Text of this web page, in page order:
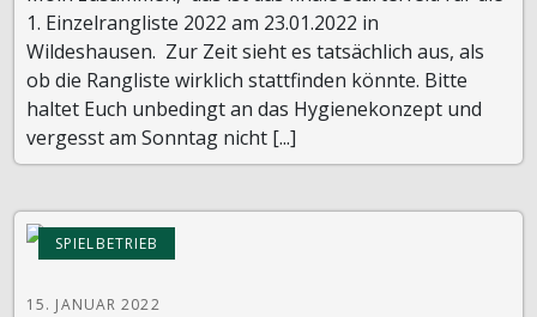
1. Einzelrangliste 2022 am 23.01.2022 in
Wildeshausen. Zur Zeit sieht es tatsächlich aus, als
ob die Rangliste wirklich stattfinden könnte. Bitte
haltet Euch unbedingt an das Hygienekonzept und
vergesst am Sonntag nicht [...]
SPIELBETRIEB
15. JANUAR 2022